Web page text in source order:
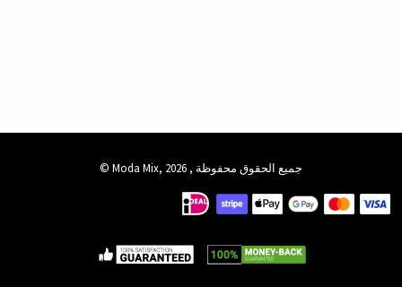
جميع الحقوق محفوظة , Moda Mix, 2026 ©